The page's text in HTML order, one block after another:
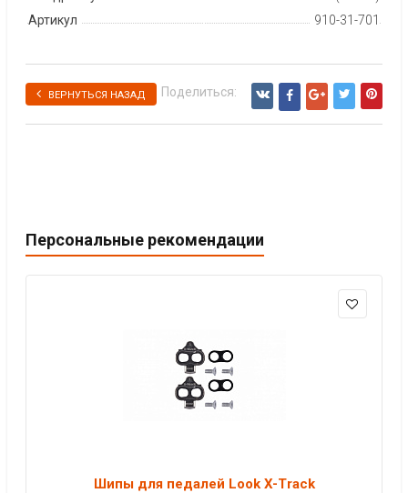
Артикул
910-31-701
ВЕРНУТЬСЯ НАЗАД Поделиться:
Персональные рекомендации
Шипы для педалей Look X-Track